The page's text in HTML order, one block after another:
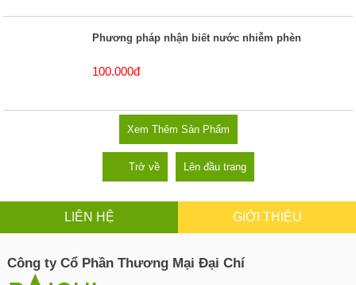
Phương pháp nhận biết nước nhiễm phèn
100.000đ
Xem Thêm Sản Phẩm
Trở về Lên đầu trang
LIÊN HỆ GIỚI THIỆU
Công ty Cổ Phần Thương Mại Đại Chí